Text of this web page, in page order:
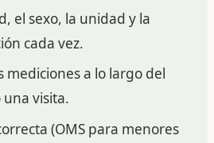
el sexo, la unidad y la
cada vez.
mediciones a lo largo del
visita.
(OMS para menores